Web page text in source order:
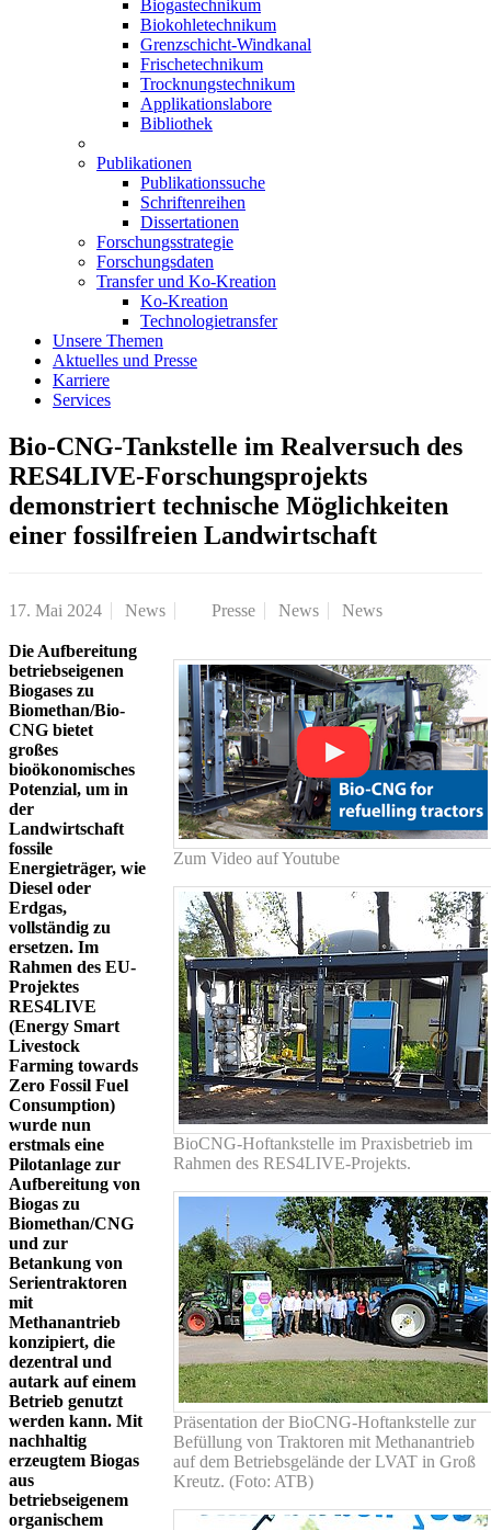
Biogastechnikum
Biokohletechnikum
Grenzschicht-Windkanal
Frischetechnikum
Trocknungstechnikum
Applikationslabore
Bibliothek
Publikationen
Publikationssuche
Schriftenreihen
Dissertationen
Forschungsstrategie
Forschungsdaten
Transfer und Ko-Kreation
Ko-Kreation
Technologietransfer
Unsere Themen
Aktuelles und Presse
Karriere
Services
Bio-CNG-Tankstelle im Realversuch des
RES4LIVE-Forschungsprojekts
demonstriert technische Möglichkeiten
einer fossilfreien Landwirtschaft
17. Mai 2024 News Presse News News
Zum Video auf Youtube
BioCNG-Hoftankstelle im Praxisbetrieb im
Rahmen des RES4LIVE-Projekts.
Präsentation der BioCNG-Hoftankstelle zur
Befüllung von Traktoren mit Methanantrieb
auf dem Betriebsgelände der LVAT in Groß
Kreutz. (Foto: ATB)
Die Aufbereitung
betriebseigenen
Biogases zu
Biomethan/Bio-
CNG bietet
großes
bioökonomisches
Potenzial, um in
der
Landwirtschaft
fossile
Energieträger, wie
Diesel oder
Erdgas,
vollständig zu
ersetzen. Im
Rahmen des EU-
Projektes
RES4LIVE
(Energy Smart
Livestock
Farming towards
Zero Fossil Fuel
Consumption)
wurde nun
erstmals eine
Pilotanlage zur
Aufbereitung von
Biogas zu
Biomethan/CNG
und zur
Betankung von
Serientraktoren
mit
Methanantrieb
konzipiert, die
dezentral und
autark auf einem
Betrieb genutzt
werden kann. Mit
nachhaltig
erzeugtem Biogas
aus
betriebseigenem
organischem